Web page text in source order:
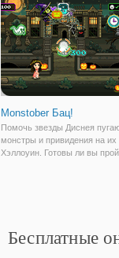
Monstober Бац!
Помочь звезды Диснея
монстры и привидения на их
Хэллоуин. Готовы ли вы
Бесплатные